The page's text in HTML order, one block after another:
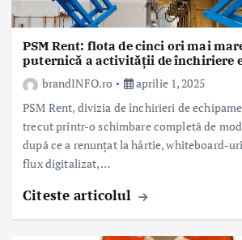
PSM Rent: flota de cinci ori mai
puternică a activității de închiriere
brandINFO.ro
aprilie 1, 2025
PSM Rent, divizia de închirieri de
trecut printr-o schimbare completă de
după ce a renunțat la hârtie, whiteboard-
flux digitalizat,…
Citeste articolul